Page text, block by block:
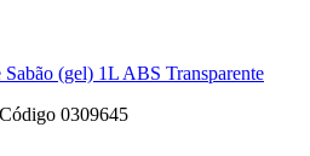
Sabão (gel) 1L ABS Transparente
Código 0309645